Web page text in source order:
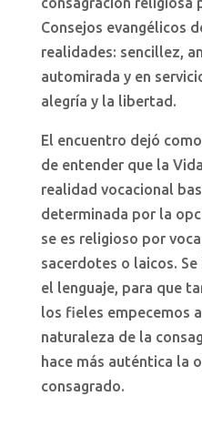
Consejos evangélicos
realidades: sencillez,
automirada y en
alegría y la libertad.
El encuentro dejó
de entender que la
realidad vocacional
determinada por la
se es religioso por
sacerdotes o laicos.
el lenguaje, para que
los fieles empecemos
naturaleza de la
hace más auténtica la
consagrado.